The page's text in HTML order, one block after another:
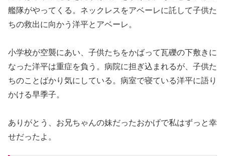
艦隊がやってくる。ネックレスをアベーレに託して子供た
ちの救出に向かう洋平とアベーレ。
小学校が空襲にあい、子供たちをかばって瓦礫の下敷きに
なった洋平は重症を負う。病院に担ぎ込まれるが、子供た
ちのことばかり気にしている。病室で寝ている洋平に語り
かける早季子。
ありがとう、お兄ちゃんの妹だったおかげで私はずっと幸
せだったよ。